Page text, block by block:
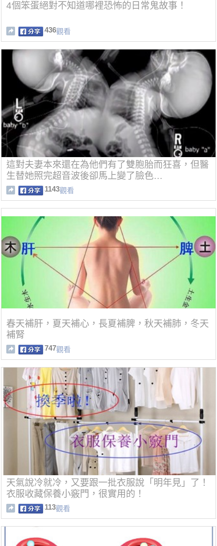
4個笨蛋絕對不知道哪裡恐怖的日常鬼故事！
436觀看
這對夫妻本來還在為他們有了雙胞胎而狂喜，但醫
生替她照完超音波後卻馬上變了臉色…
1143觀看
春天補肝，夏天補心，長夏補脾，秋天補肺，冬天
補腎
747觀看
天氣說冷就冷，又要跟一批衣服說「明年見」了！
衣服收藏保養小竅門，很實用的！
113觀看